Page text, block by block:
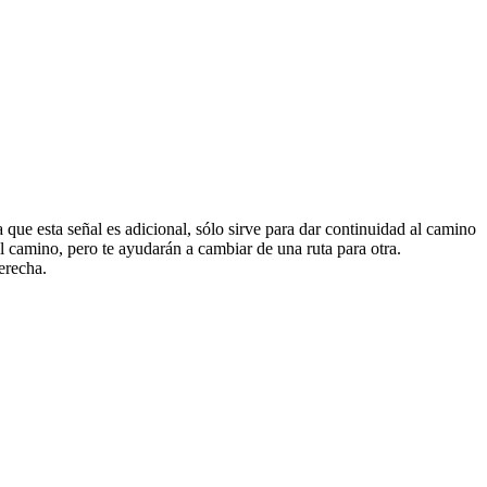
esta señal es adicional, sólo sirve para dar continuidad al camino
pero te ayudarán a cambiar de una ruta para otra.